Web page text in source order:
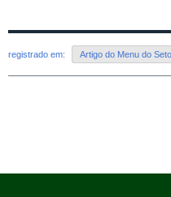
registrado em: Artigo do Menu do